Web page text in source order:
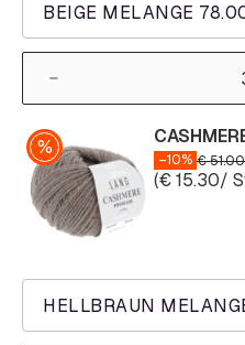
BEIGE MELANGE
HELLBRAUN
–10% €51.00
(€15.30/